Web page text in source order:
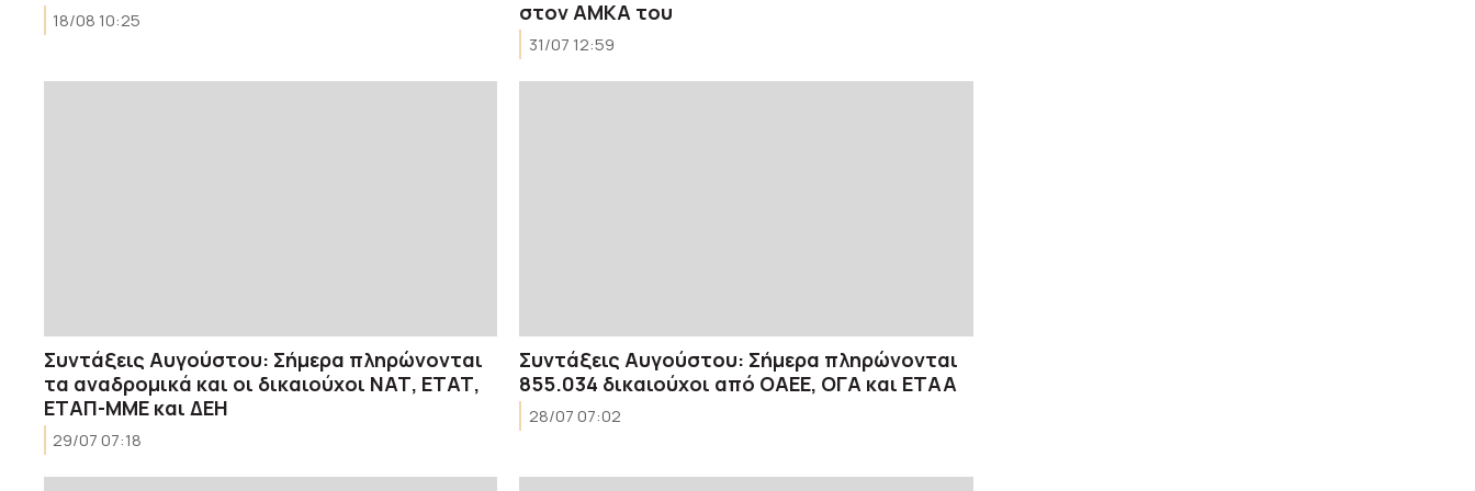
18/08 10:25
στον ΑΜΚΑ του
31/07 12:59
Συντάξεις Αυγούστου: Σήμερα πληρώνονται
τα αναδρομικά και οι δικαιούχοι ΝΑΤ, ΕΤΑΤ,
ΕΤΑΠ-ΜΜΕ και ΔΕΗ
29/07 07:18
Συντάξεις Αυγούστου: Σήμερα πληρώνονται
855.034 δικαιούχοι από ΟΑΕΕ, ΟΓΑ και ΕΤΑΑ
28/07 07:02